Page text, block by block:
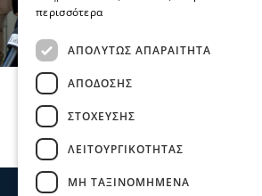
περισσότερα
ΑΠΟΛΎΤΩΣ ΑΠΑΡΑΊΤΗΤΑ
ΑΠΌΔΟΣΗΣ
ΣΤΌΧΕΥΣΗΣ
ΛΕΙΤΟΥΡΓΙΚΌΤΗΤΑΣ
ΜΗ ΤΑΞΙΝΟΜΗΜΈΝΑ